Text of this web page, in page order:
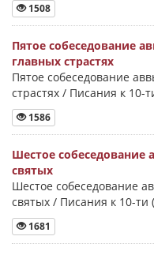
1508
Пятое собеседование
главных страстях
Пятое собеседование
страстях / Писания к 10-
1586
Шестое
святых
Шестое собеседование
святых / Писания к 10-ти
1681